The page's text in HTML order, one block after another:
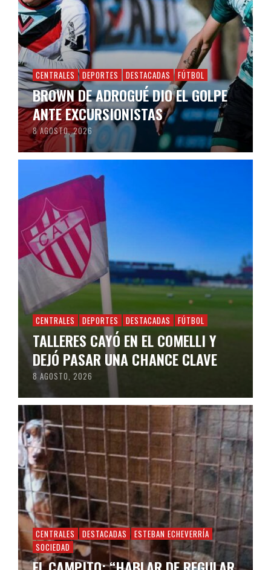
CENTRALES DEPORTES DESTACADAS FÚTBOL
BROWN DE ADROGUÉ DIO EL GOLPE
ANTE EXCURSIONISTAS
8 AGOSTO, 2026
CENTRALES DEPORTES DESTACADAS FÚTBOL
TALLERES CAYÓ EN EL COMELLI Y
DEJÓ PASAR UNA CHANCE CLAVE
8 AGOSTO, 2026
CENTRALES DESTACADAS
ESTEBAN ECHEVERRÍA
SOCIEDAD